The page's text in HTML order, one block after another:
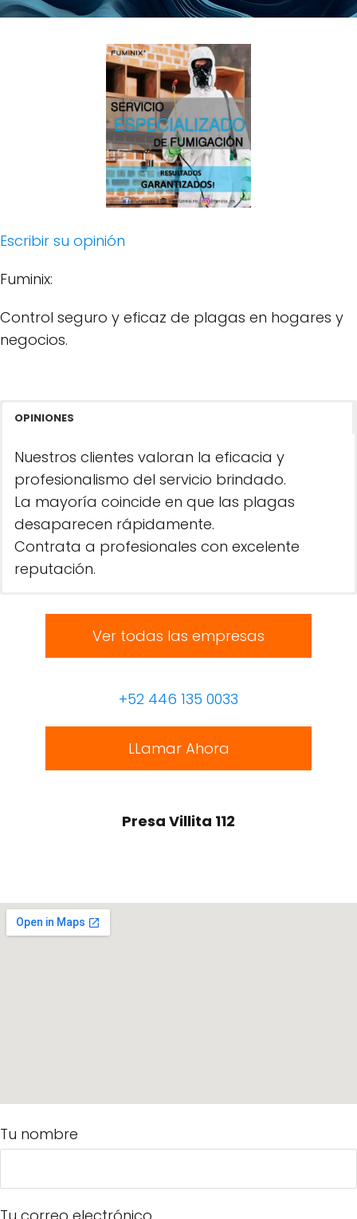
Escribir su opinión
Fuminix:
Control seguro y eficaz de plagas en hogares y
negocios.
OPINIONES
Nuestros clientes valoran la eficacia y
profesionalismo del servicio brindado.
La mayoría coincide en que las plagas
desaparecen rápidamente.
Contrata a profesionales con excelente
reputación.
Ver todas las empresas
+52 446 135 0033
LLamar Ahora
Presa Villita 112
Tu nombre